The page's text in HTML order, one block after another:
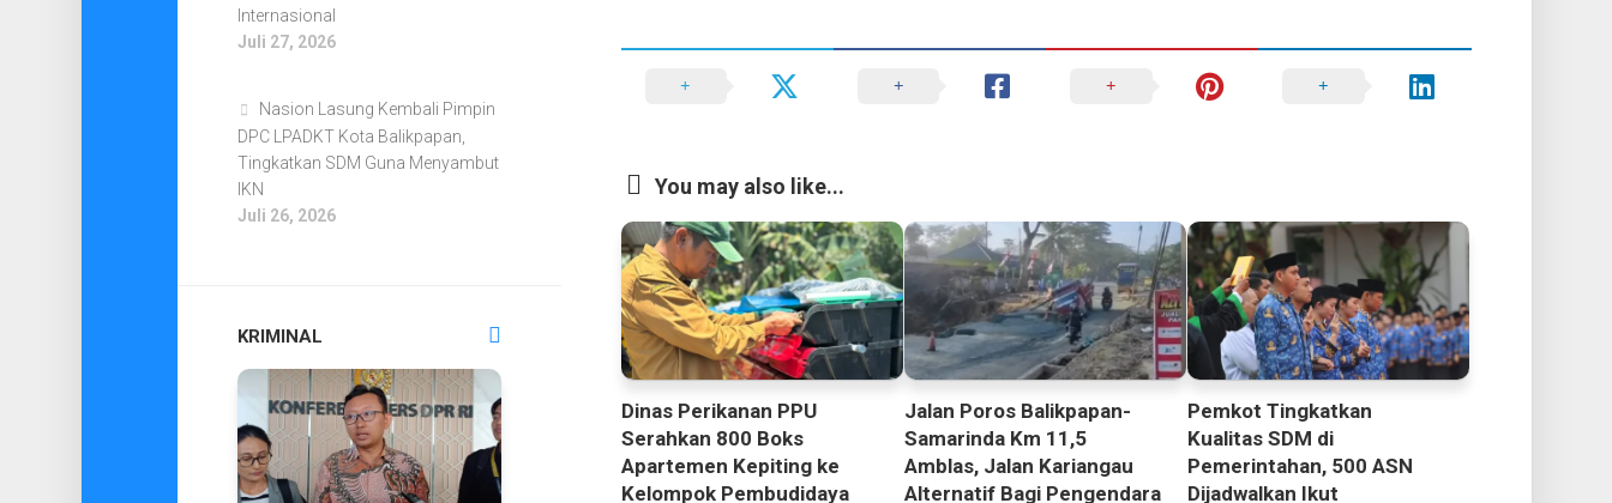
You may also like...
Dinas Perikanan PPU
Serahkan 800 Boks
Apartemen Kepiting ke
Kelompok Pembudidaya
Jalan Poros Balikpapan-
Samarinda Km 11,5
Amblas, Jalan Kariangau
Alternatif Bagi Pengendara
Pemkot Tingkatkan
Kualitas SDM di
Pemerintahan, 500 ASN
Dijadwalkan Ikut
Internasional
Juli 27, 2026
Nasion Lasung Kembali Pimpin
DPC LPADKT Kota Balikpapan,
Tingkatkan SDM Guna Menyambut
IKN
Juli 26, 2026
KRIMINAL